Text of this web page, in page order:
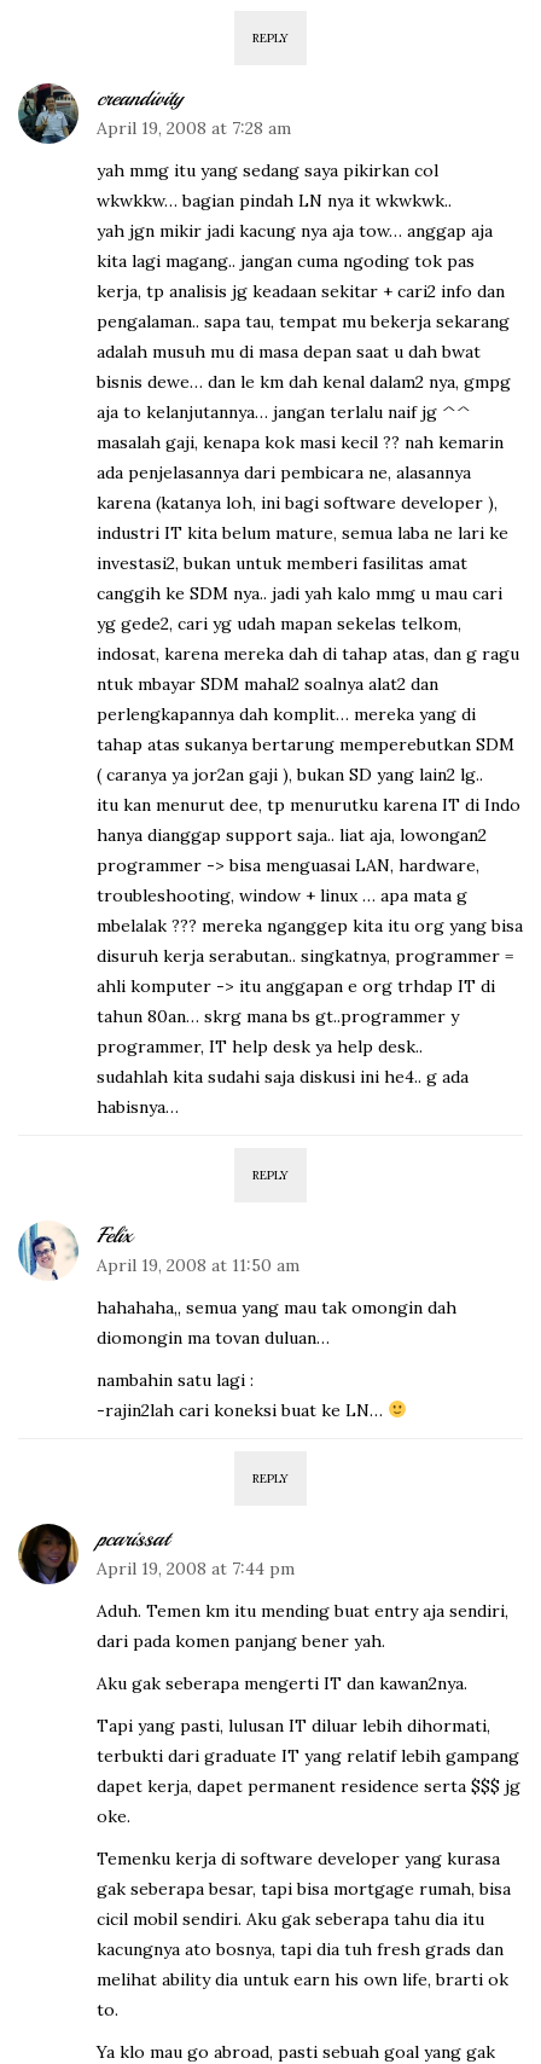
REPLY
creandivity
April 19, 2008 at 7:28 am
yah mmg itu yang sedang saya pikirkan col
wkwkkw… bagian pindah LN nya it wkwkwk..
yah jgn mikir jadi kacung nya aja tow… anggap aja
kita lagi magang.. jangan cuma ngoding tok pas
kerja, tp analisis jg keadaan sekitar + cari2 info dan
pengalaman.. sapa tau, tempat mu bekerja sekarang
adalah musuh mu di masa depan saat u dah bwat
bisnis dewe… dan le km dah kenal dalam2 nya, gmpg
aja to kelanjutannya… jangan terlalu naif jg ^^
masalah gaji, kenapa kok masi kecil ?? nah kemarin
ada penjelasannya dari pembicara ne, alasannya
karena (katanya loh, ini bagi software developer ),
industri IT kita belum mature, semua laba ne lari ke
investasi2, bukan untuk memberi fasilitas amat
canggih ke SDM nya.. jadi yah kalo mmg u mau cari
yg gede2, cari yg udah mapan sekelas telkom,
indosat, karena mereka dah di tahap atas, dan g ragu
ntuk mbayar SDM mahal2 soalnya alat2 dan
perlengkapannya dah komplit… mereka yang di
tahap atas sukanya bertarung memperebutkan SDM
( caranya ya jor2an gaji ), bukan SD yang lain2 lg..
itu kan menurut dee, tp menurutku karena IT di Indo
hanya dianggap support saja.. liat aja, lowongan2
programmer -> bisa menguasai LAN, hardware,
troubleshooting, window + linux … apa mata g
mbelalak ??? mereka nganggep kita itu org yang bisa
disuruh kerja serabutan.. singkatnya, programmer =
ahli komputer -> itu anggapan e org trhdap IT di
tahun 80an… skrg mana bs gt..programmer y
programmer, IT help desk ya help desk..
sudahlah kita sudahi saja diskusi ini he4.. g ada
habisnya…
REPLY
Felix
April 19, 2008 at 11:50 am
hahahaha,, semua yang mau tak omongin dah
diomongin ma tovan duluan…
nambahin satu lagi :
-rajin2lah cari koneksi buat ke LN…
REPLY
pcarissat
April 19, 2008 at 7:44 pm
Aduh. Temen km itu mending buat entry aja sendiri,
dari pada komen panjang bener yah.
Aku gak seberapa mengerti IT dan kawan2nya.
Tapi yang pasti, lulusan IT diluar lebih dihormati,
terbukti dari graduate IT yang relatif lebih gampang
dapet kerja, dapet permanent residence serta $$$ jg
oke.
Temenku kerja di software developer yang kurasa
gak seberapa besar, tapi bisa mortgage rumah, bisa
cicil mobil sendiri. Aku gak seberapa tahu dia itu
kacungnya ato bosnya, tapi dia tuh fresh grads dan
melihat ability dia untuk earn his own life, brarti ok
to.
Ya klo mau go abroad, pasti sebuah goal yang gak